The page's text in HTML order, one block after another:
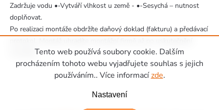
Tento web používá soubory cookie. Dalším
procházením tohoto webu vyjadřujete souhlas s jejich
používáním.. Více informacízde.
Nastavení
Zadržuje vodu •-Vytváří vlhkost u země - •-Sesychá – nutnost
doplňovat.
Po realizaci montáže obdržíte daňový doklad (fakturu) a předávací
montáže.
Zápatí